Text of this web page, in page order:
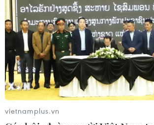
Mỹ ủng hộ tăng hạn ngạch đóng góp
thành viên với mục tiêu củng cố IMF
tổ chức cổ đông nằm ở vị trí cốt lõi
toàn tài chính toàn cầu.
vietnamplus.vn